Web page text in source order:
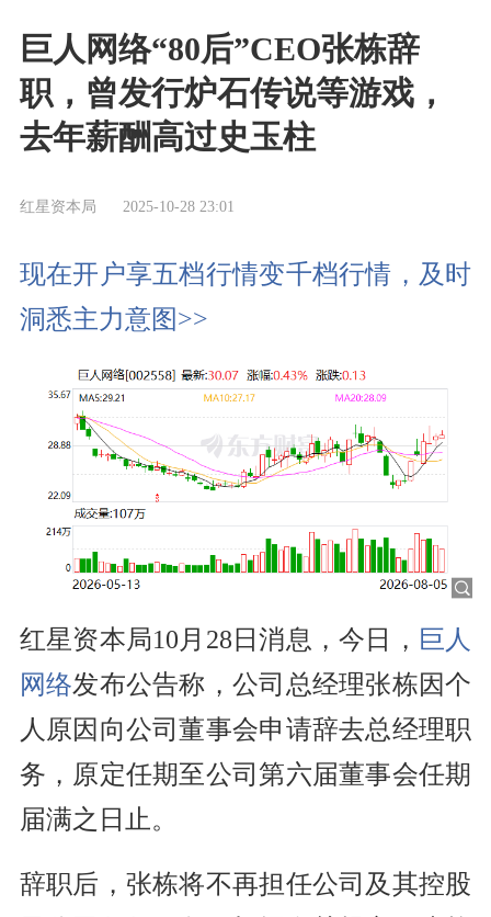
巨人网络“80后”CEO张栋辞
职，曾发行炉石传说等游戏，
去年薪酬高过史玉柱
红星资本局 2025-10-28 23:01
现在开户享五档行情变千档行情，及时
洞悉主力意图>>
红星资本局10月28日消息，今日， 巨人
网络发布公告称，公司总经理张栋因个
人原因向公司董事会申请辞去总经理职
务，原定任期至公司第六届董事会任期
届满之日止。
辞职后，张栋将不再担任公司及其控股